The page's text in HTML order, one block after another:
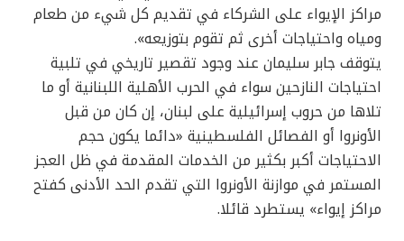
مراكز الإيواء على الشركاء في تقديم كل شيء من طعام
ومياه واحتياجات أخرى ثم تقوم بتوزيعه».
يتوقف جابر سليمان عند وجود تقصير تاريخي في تلبية
احتياجات النازحين سواء في الحرب الأهلية اللبنانية أو ما
تلاها من حروب إسرائيلية على لبنان، إن كان من قبل
الأونروا أو الفصائل الفلسطينية «دائما يكون حجم
الاحتياجات أكبر بكثير من الخدمات المقدمة في ظل العجز
المستمر في موازنة الأونروا التي تقدم الحد الأدنى كفتح
مراكز إيواء» يستطرد قائلا.